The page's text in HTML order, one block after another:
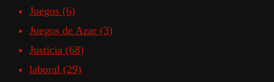
Juegos (6)
Juegos de Azar (3)
Justicia (68)
laboral (29)